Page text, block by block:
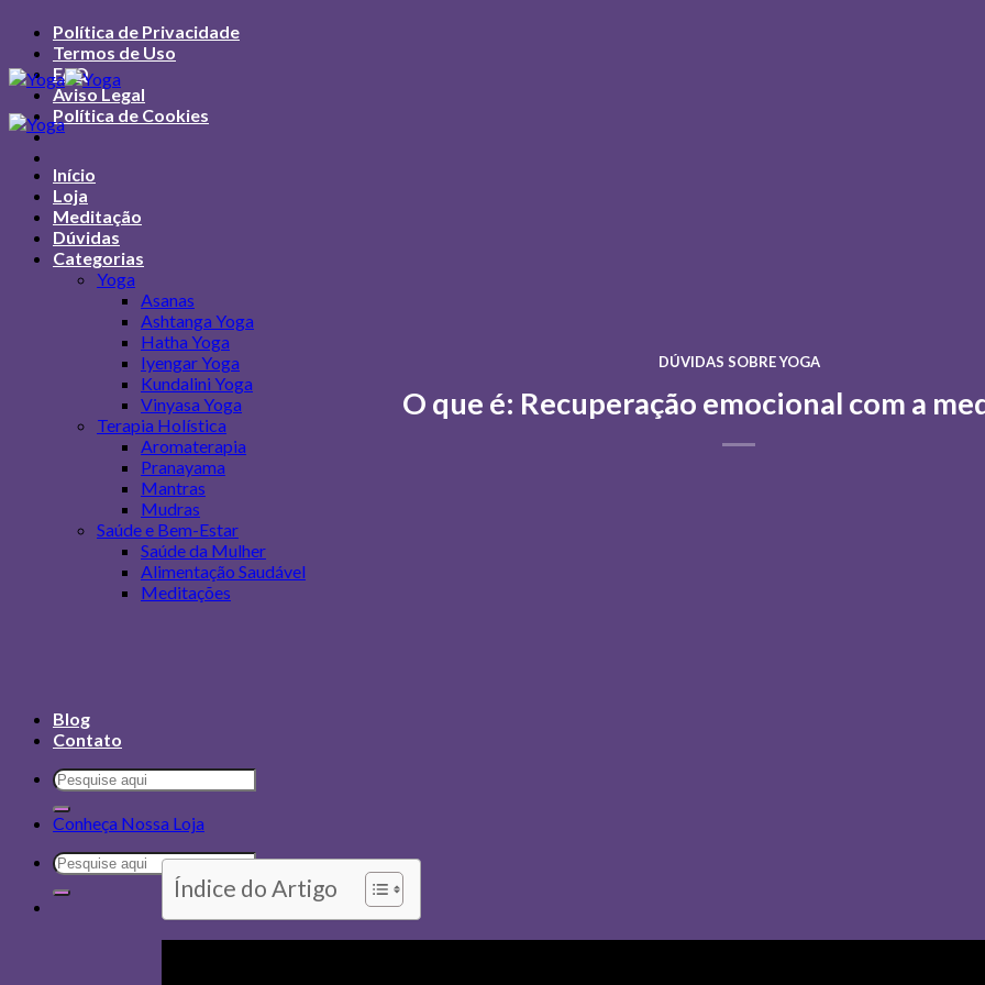
Política de Privacidade
Termos de Uso
FAQ
Aviso Legal
Política de Cookies
Início
Loja
Meditação
Dúvidas
Categorias
Yoga
Asanas
Ashtanga Yoga
Hatha Yoga
Iyengar Yoga
Kundalini Yoga
Vinyasa Yoga
Terapia Holística
Aromaterapia
Pranayama
Mantras
Mudras
Saúde e Bem-Estar
Saúde da Mulher
Alimentação Saudável
Meditações
Blog
Contato
Conheça Nossa Loja
DÚVIDAS SOBRE YOGA
O que é: Recuperação emocional com a
Índice do Artigo